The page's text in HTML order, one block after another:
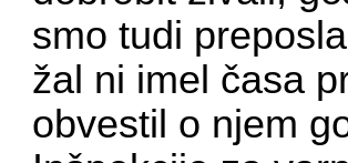
smo tudi
žal ni imel časa
obvestil o njem